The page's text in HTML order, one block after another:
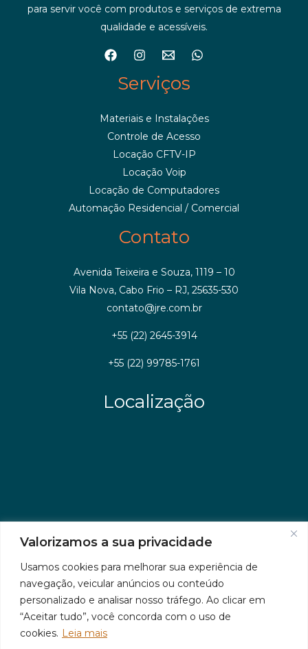
Valorizamos a sua privacidade
Usamos cookies para melhorar sua experiência de
navegação, veicular anúncios ou conteúdo
personalizado e analisar nosso tráfego. Ao clicar em
“Aceitar tudo”, você concorda com o uso de
cookies. Leia mais
para servir você com produtos e serviços de extrema
qualidade e acessíveis.
Serviços
Materiais e Instalações
Controle de Acesso
Locação CFTV-IP
Locação Voip
Locação de Computadores
Automação Residencial / Comercial
Contato
Avenida Teixeira e Souza, 1119 – 10
Vila Nova, Cabo Frio – RJ, 25635-530
contato@jre.com.br
+55 (22) 2645-3914
+55 (22) 99785-1761
Localização